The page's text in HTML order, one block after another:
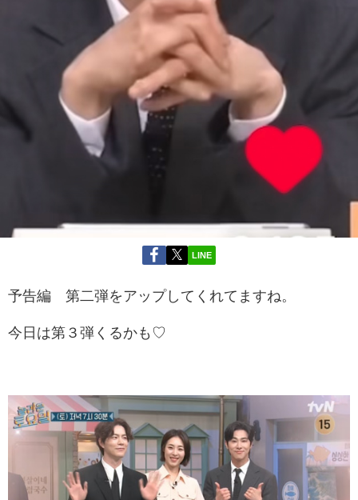
LINE
予告編 第二弾をアップしてくれてますね。
今日は第３弾くるかも♡